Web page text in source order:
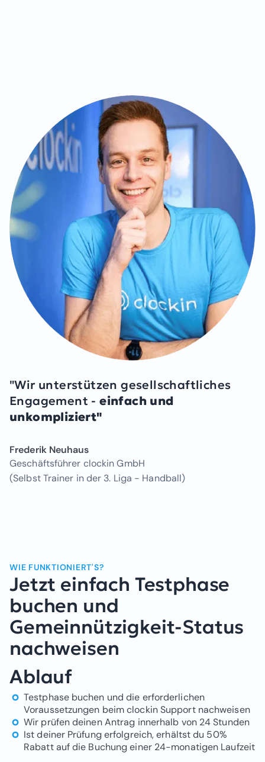
"Wir unterstützen gesellschaftliches
Engagement -einfach und
unkompliziert"
Frederik Neuhaus
Geschäftsführer clockin GmbH
(Selbst Trainer in der 3. Liga - Handball)
WIE FUNKTIONIERT'S?
Jetzt einfach Testphase
buchen und
Gemeinnützigkeit-Status
nachweisen
Ablauf
Testphase buchen und die erforderlichen
Voraussetzungen beim clockin Support nachweisen
Wir prüfen deinen Antrag innerhalb von 24 Stunden
Ist deiner Prüfung erfolgreich, erhältst du 50%
Rabatt auf die Buchung einer 24-monatigen Laufzeit